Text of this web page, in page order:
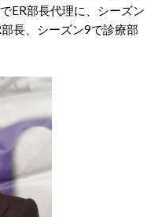
ER部長代理に、シーズン
長、シーズン9で診療部